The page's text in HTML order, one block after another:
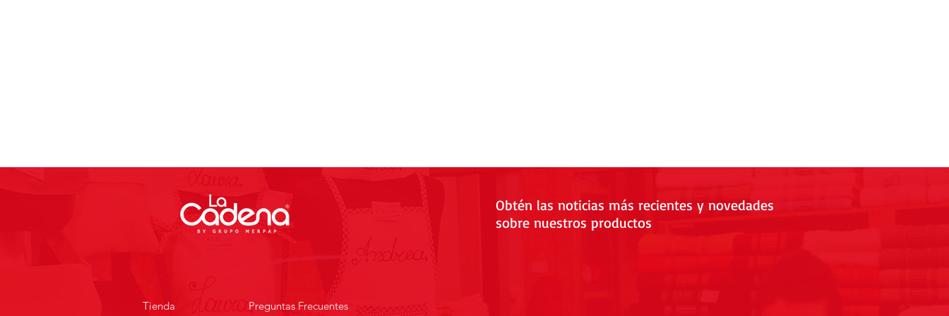
Tienda Preguntas Frecuentes
Obtén las noticias más recientes y novedades
sobre nuestros productos